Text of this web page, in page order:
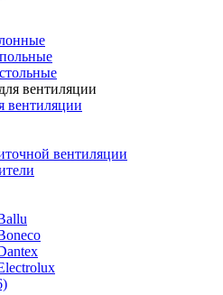
вентиляции
вентиляции